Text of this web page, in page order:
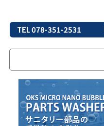
TEL 078-351-2531